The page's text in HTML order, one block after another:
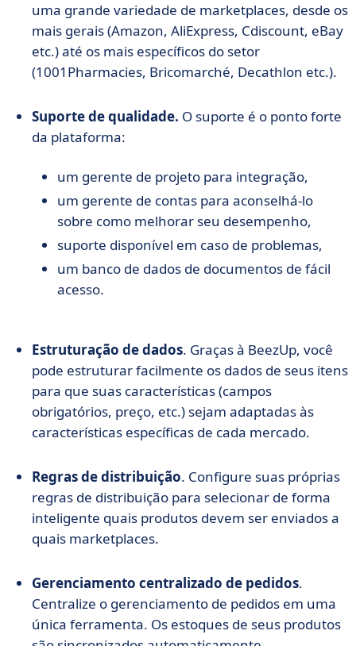
uma grande variedade de marketplaces, desde os
mais gerais (Amazon, AliExpress, Cdiscount, eBay
etc.) até os mais específicos do setor
(1001Pharmacies, Bricomarché, Decathlon etc.).
Suporte de qualidade. O suporte é o ponto forte
da plataforma:
um gerente de projeto para integração,
um gerente de contas para aconselhá-lo
sobre como melhorar seu desempenho,
suporte disponível em caso de problemas,
um banco de dados de documentos de fácil
acesso.
Estruturação de dados. Graças à BeezUp, você
pode estruturar facilmente os dados de seus itens
para que suas características (campos
obrigatórios, preço, etc.) sejam adaptadas às
características específicas de cada mercado.
Regras de distribuição. Configure suas próprias
regras de distribuição para selecionar de forma
inteligente quais produtos devem ser enviados a
quais marketplaces.
Gerenciamento centralizado de pedidos.
Centralize o gerenciamento de pedidos em uma
única ferramenta. Os estoques de seus produtos